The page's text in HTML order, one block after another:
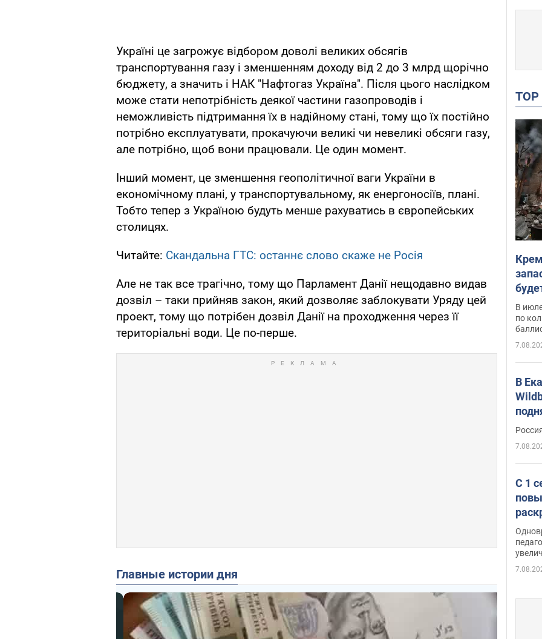
Україні це загрожує відбором доволі великих обсягів
транспортування газу і зменшенням доходу від 2 до 3 млрд щорічно
бюджету, а значить і НАК "Нафтогаз Україна". Після цього наслідком
може стати непотрібність деякої частини газопроводів і
неможливість підтримання їх в надійному стані, тому що їх постійно
потрібно експлуатувати, прокачуючи великі чи невеликі обсяги газу,
але потрібно, щоб вони працювали. Це один момент.
Інший момент, це зменшення геополітичної ваги України в
економічному плані, у транспортувальному, як енергоносіїв, плані.
Тобто тепер з Україною будуть менше рахуватись в європейських
столицях.
Читайте: Скандальна ГТС: останнє слово скаже не Росія
Але не так все трагічно, тому що Парламент Данії нещодавно видав
дозвіл – таки прийняв закон, який дозволяє заблокувати Уряду цей
проект, тому що потрібен дозвіл Данії на проходження через її
територіальні води. Це по-перше.
Главные истории дня
В
по
В
С 1